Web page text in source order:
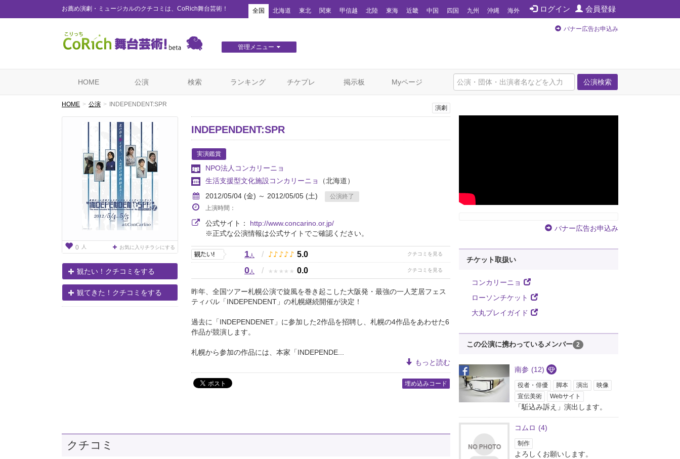
お薦め演劇・ミュージカルのクチコミは、CoRich舞台芸術！ ログイン 会員登録
全国 北海道 東北 関東 甲信越 北陸 東海 近畿 中国 四国 九州 沖縄 海外
管理メニュー
バナー広告お申込み
公演検索
HOME 公演 検索 ランキング チケプレ 掲示板 Myページ
HOME 公演 INDEPENDENT:SPR
0 人 お気に入りチラシにする
観たい！クチコミをする
観てきた！クチコミをする
演劇
INDEPENDENT:SPR
実演鑑賞
NPO法人コンカリーニョ
生活支援型文化施設コンカリーニョ
（北海道）
2012/05/04 (金) ～ 2012/05/05 (土)
公演終了
上演時間：
公式サイト： http://www.concarino.or.jp/
※正式な公演情報は公式サイトでご確認ください。
1人 / ♪ ♪ ♪ ♪ ♪ 5.0
0人 / ★ ★ ★ ★ ★ 0.0
昨年、全国ツアー札幌公演で旋風を巻き起こした大阪発・最強の一人芝居フェス
ティバル「INDEPENDENT」の札幌継続開催が決定！
過去に「INDEPENDENET」に参加した2作品を招聘し、札幌の4作品をあわせた6
作品が競演します。
札幌から参加の作品には、本家「INDEPENDE...
もっと読む
埋め込みコード
クチコミ
バナー広告お申込み
チケット取扱い
コンカリーニョ
ローソンチケット
大丸プレイガイド
この公演に携わっているメンバー 2
南参 (12)
役者・俳優 脚本 演出
映像
宣伝美術
Webサイト
「駈込み訴え」演出します。
コムロ (4)
制作
よろしくお願いします。